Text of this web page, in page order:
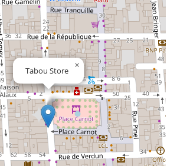
Tabou Store ×